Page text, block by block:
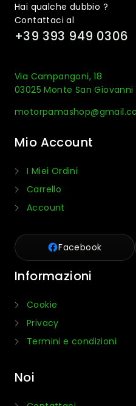
Hai qualche dubbio ?
Contattaci al
+39 393 949 0306
Via Campangoni, 18
03025 Monte San Giovanni
Mio Account
I Miei Ordini
Carrello
Account
Facebook
Informazioni
Cookie
Privacy
Termini e condizioni
Noi